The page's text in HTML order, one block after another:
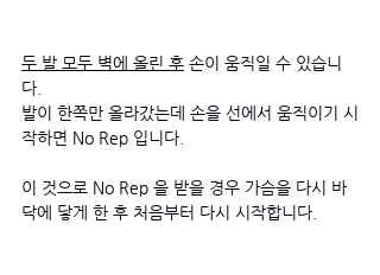
두 발 모두 벽에 올린 후 손이 움직일 수 있습니
다.
발이 한쪽만 올라갔는데 손을 선에서 움직이기 시
작하면 No Rep 입니다.
이 것으로 No Rep 을 받을 경우 가슴을 다시 바
닥에 닿게 한 후 처음부터 다시 시작합니다.